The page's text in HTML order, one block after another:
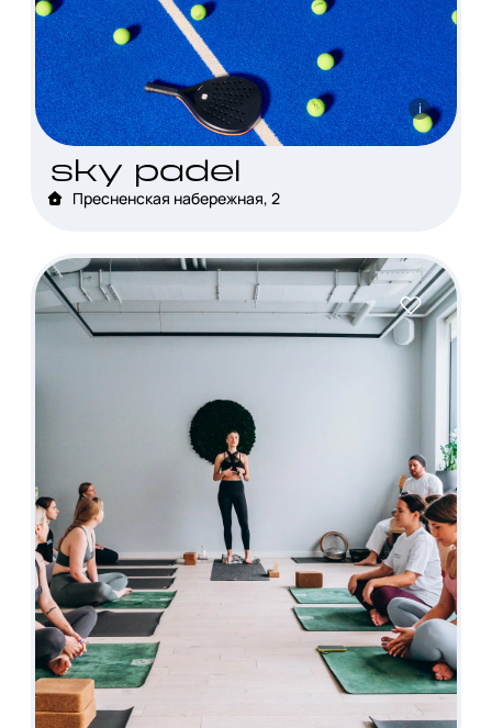
i
sky padel
Пресненская набережная, 2